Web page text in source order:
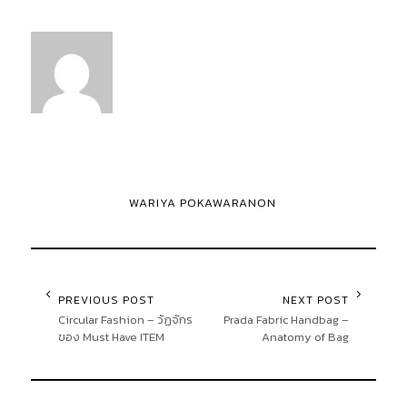
WARIYA POKAWARANON
PREVIOUS POST
Circular Fashion – วัฏจักร
ของ Must Have ITEM
NEXT POST
Prada Fabric Handbag –
Anatomy of Bag